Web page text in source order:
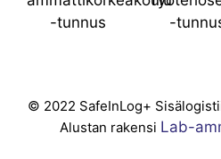
© 2022 SafeInLog+
Alustan rakensi Lab-